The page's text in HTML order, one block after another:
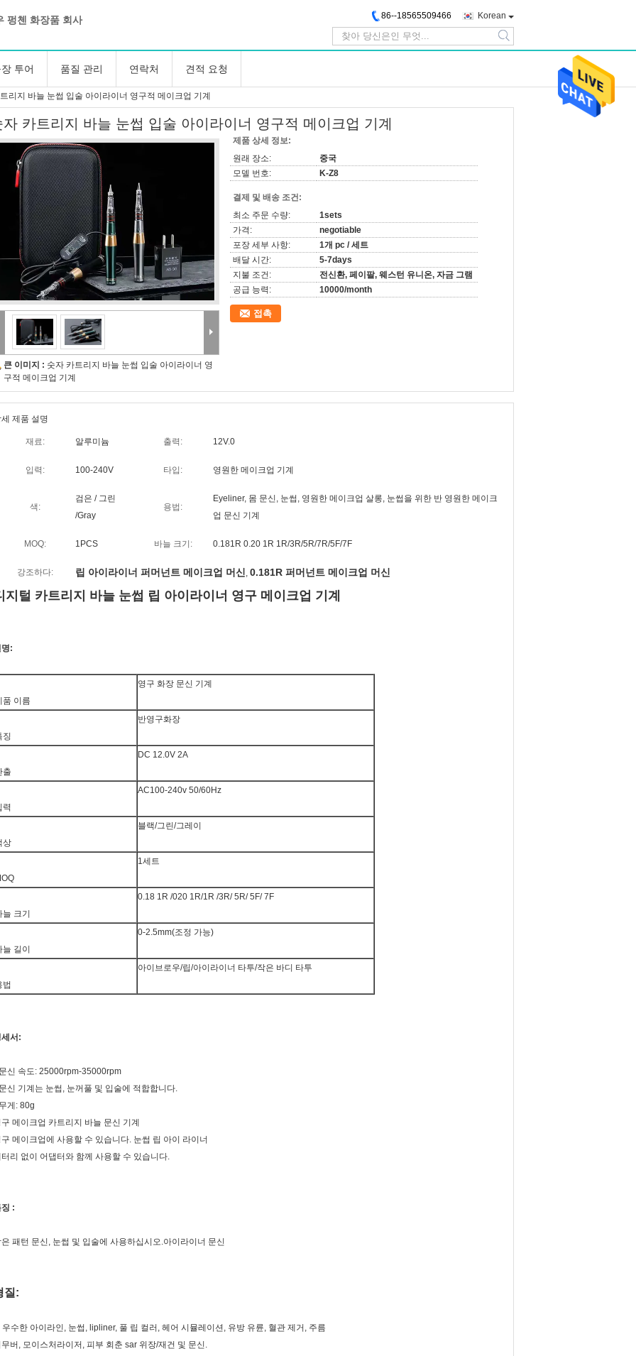
펑첸 화장품 회사 Korean
86--18565509466
search
투어 품질 관리 연락처 견적 요청
리지 바늘 눈썹 입술 아이라이너 영구적 메이크업 기계
자 카트리지 바늘 눈썹 입술 아이라이너 영구적 메이크업 기계
큰 이미지 : 숫자 카트리지 바늘 눈썹 입술 아이라이너 영
구적 메이크업 기계
제품 상세 정보:
원래 장소:
중국
모델 번호:
K-Z8
결제 및 배송 조건:
최소 주문 수량:
1sets
가격:
negotiable
포장 세부 사항:
1개 pc / 세트
배달 시간:
5-7days
지불 조건:
전신환, 페이팔, 웨스턴 유니온, 자금 그램
공급 능력:
10000/month
접촉
제품 설명
재료: 알루미늄 출력: 12V.0
입력: 100-240V 타입: 영원한 메이크업 기계
색:
검은 / 그린
/Gray
용법:
Eyeliner, 몸 문신, 눈썹, 영원한 메이크업 살롱, 눈썹을 위한 반 영원한 메이크
업 문신 기계
MOQ: 1PCS 바늘 크기: 0.181R 0.20 1R 1R/3R/5R/7R/5F/7F
강조하다: 립 아이라이너 퍼머넌트 메이크업 머신 , 0.181R 퍼머넌트 메이크업 머신
지털 카트리지 바늘 눈썹 립 아이라이너 영구 메이크업 기계
:
품 이름
영구 화장 문신 기계
징
반영구화장
출
DC 12.0V 2A
력
AC100-240v 50/60Hz
상
블랙/그린/그레이
1세트
늘 크기
0.18 1R /020 1R/1R /3R/ 5R/ 5F/ 7F
늘 길이
0-2.5mm(조정 가능)
법
아이브로우/립/아이라이너 타투/작은 바디 타투
서:
신 속도: 25000rpm-35000rpm
신 기계는 눈썹, 눈꺼풀 및 입술에 적합합니다.
게: 80g
메이크업 카트리지 바늘 문신 기계
메이크업에 사용할 수 있습니다. 눈썹 립 아이 라이너
리 없이 어댑터와 함께 사용할 수 있습니다.
:
패턴 문신, 눈썹 및 입술에 사용하십시오.아이라이너 문신
질:
우수한 아이라인, 눈썹, lipliner, 풀 립 컬러, 헤어 시뮬레이션, 유방 유륜, 혈관 제거, 주름
버, 모이스처라이저, 피부 회춘 sar 위장/재건 및 문신.